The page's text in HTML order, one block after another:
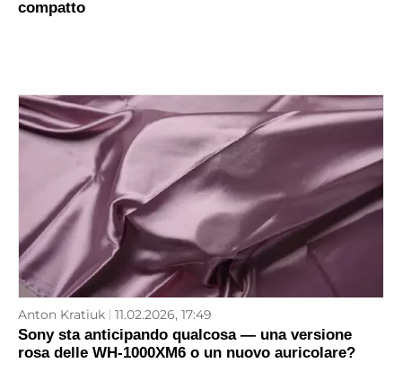
compatto
Anton Kratiuk 11.02.2026, 17:49
Sony sta anticipando qualcosa — una versione
rosa delle WH-1000XM6 o un nuovo auricolare?